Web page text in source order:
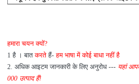
हमारा चयन क्यों?
1 है । बात करते हैं- हम भाषा में कोई बाधा नहीं है
2. अधिक आइटम जानकारी के लिए अनुरोध --- यहां
000 उत्पाद हैं!